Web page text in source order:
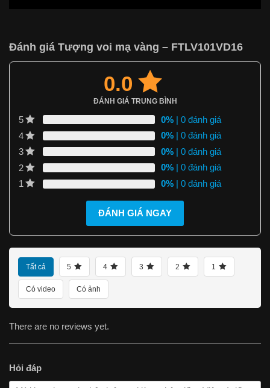
Đánh giá Tượng voi mạ vàng – FTLV101VD16
0.0
ĐÁNH GIÁ TRUNG BÌNH
5 0% | 0 đánh giá
4
0% | 0 đánh giá
3
0% | 0 đánh giá
2
0% | 0 đánh giá
1
0% | 0 đánh giá
ĐÁNH GIÁ NGAY
Tất cả 5 4 3 2 1
Có video Có ảnh
There are no reviews yet.
Hỏi đáp